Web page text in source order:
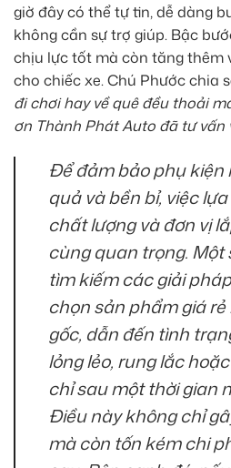
giờ đây có thể tự tin, dễ dàng
không cần sự trợ giúp. Bậc
chịu lực tốt mà còn tăng thêm
cho chiếc xe. Chú Phước chia
đi chơi hay về quê đều thoải
ơn Thành Phát Auto đã tư vấn
Để đảm bảo phụ kiện
quả và bền bỉ, việc
chất lượng và đơn vị
cùng quan trọng. Một
tìm kiếm các giải
chọn sản phẩm giá
gốc, dẫn đến tình
lỏng lẻo, rung lắc
chỉ sau một thời gian
Điều này không chỉ
mà còn tốn kém chi